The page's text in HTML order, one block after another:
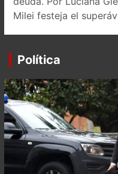
Milei festeja el
Política